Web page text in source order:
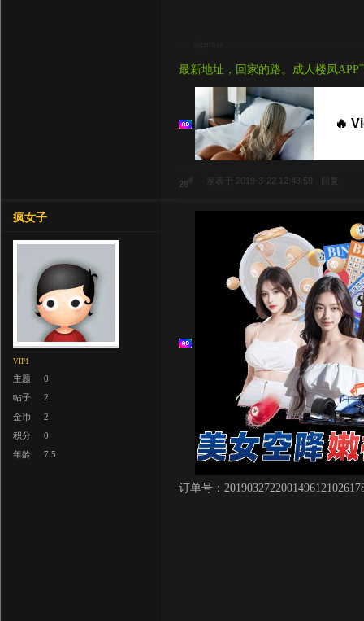
最新地址，回家的路。成人楼凤APP
🔥
28# 发表于 2019-3-22 12:48:59 回复
疯女子
VIP1
主题
0
帖子
2
金币
2
积分
0
年龄
7.5
订单号：